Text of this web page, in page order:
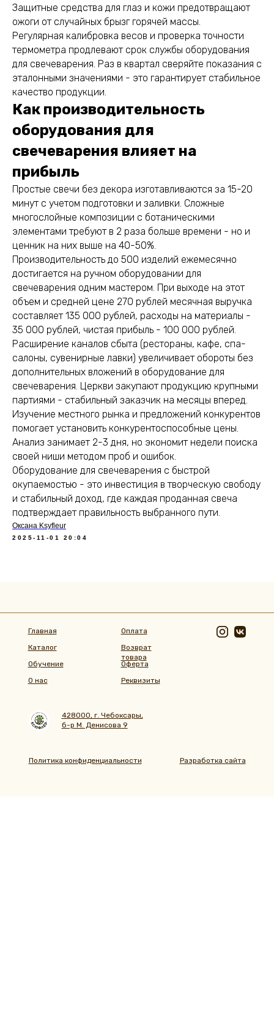
Защитные средства для глаз и кожи предотвращают
ожоги от случайных брызг горячей массы.
Регулярная калибровка весов и проверка точности
термометра продлевают срок службы оборудования
для свечеварения. Раз в квартал сверяйте показания с
эталонными значениями - это гарантирует стабильное
качество продукции.
Как производительность
оборудования для
свечеварения влияет на
прибыль
Простые свечи без декора изготавливаются за 15-20
минут с учетом подготовки и заливки. Сложные
многослойные композиции с ботаническими
элементами требуют в 2 раза больше времени - но и
ценник на них выше на 40-50%.
Производительность до 500 изделий ежемесячно
достигается на ручном оборудовании для
свечеварения одним мастером. При выходе на этот
объем и средней цене 270 рублей месячная выручка
составляет 135 000 рублей, расходы на материалы -
35 000 рублей, чистая прибыль - 100 000 рублей.
Расширение каналов сбыта (рестораны, кафе, спа-
салоны, сувенирные лавки) увеличивает обороты без
дополнительных вложений в оборудование для
свечеварения. Церкви закупают продукцию крупными
партиями - стабильный заказчик на месяцы вперед.
Изучение местного рынка и предложений конкурентов
помогает установить конкурентоспособные цены.
Анализ занимает 2-3 дня, но экономит недели поиска
своей ниши методом проб и ошибок.
Оборудование для свечеварения с быстрой
окупаемостью - это инвестиция в творческую свободу
и стабильный доход, где каждая проданная свеча
подтверждает правильность выбранного пути.
Оксана Ksyfleur
2025-11-01 20:04
Главная
Каталог
О нас
Обучение
Оплата
Возврат
товара
Оферта
Политика конфиденциальности
Реквизиты
428000, г. Чебоксары,
б-р М. Денисова 9
Разработка сайта